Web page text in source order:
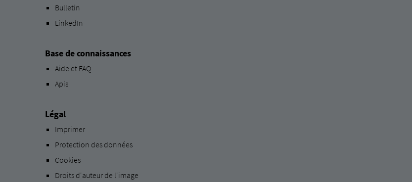
Bulletin
LinkedIn
Base de connaissances
Aide et FAQ
Apis
Légal
Imprimer
Protection des données
Cookies
Droits d'auteur de l'image